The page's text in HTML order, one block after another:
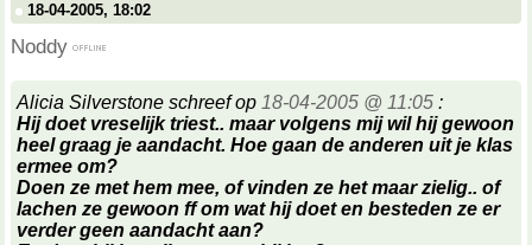
18-04-2005, 18:02
Noddy
Alicia Silverstone schreef op 18-04-2005 @ 11:05 :
Hij doet vreselijk triest.. maar volgens mij wil hij gewoon
heel graag je aandacht. Hoe gaan de anderen uit je klas
ermee om?
Doen ze met hem mee, of vinden ze het maar zielig.. of
lachen ze gewoon ff om wat hij doet en besteden ze er
verder geen aandacht aan?